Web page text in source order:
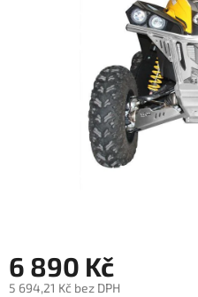
6 890 Kč
5 694,21 Kč bez DPH